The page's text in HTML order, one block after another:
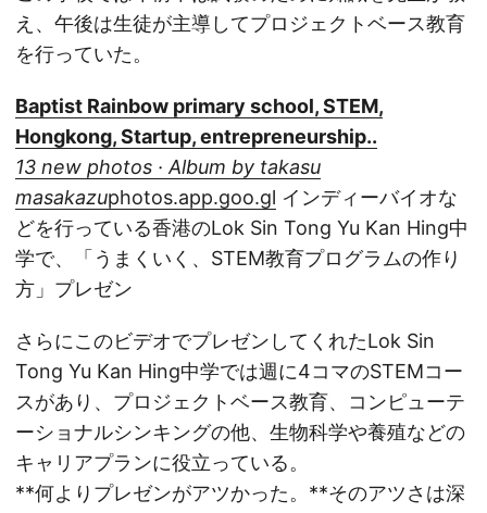
え、午後は生徒が主導してプロジェクトベース教育
を行っていた。
Baptist Rainbow primary school, STEM,
Hongkong, Startup, entrepreneurship..
13 new photos · Album by takasu
masakazuphotos.app.goo.gl インディーバイオな
どを行っている香港のLok Sin Tong Yu Kan Hing中
学で、「うまくいく、STEM教育プログラムの作り
方」プレゼン
さらにこのビデオでプレゼンしてくれたLok Sin
Tong Yu Kan Hing中学では週に4コマのSTEMコー
スがあり、プロジェクトベース教育、コンピューテ
ーショナルシンキングの他、生物科学や養殖などの
キャリアプランに役立っている。
**何よりプレゼンがアツかった。**そのアツさは深